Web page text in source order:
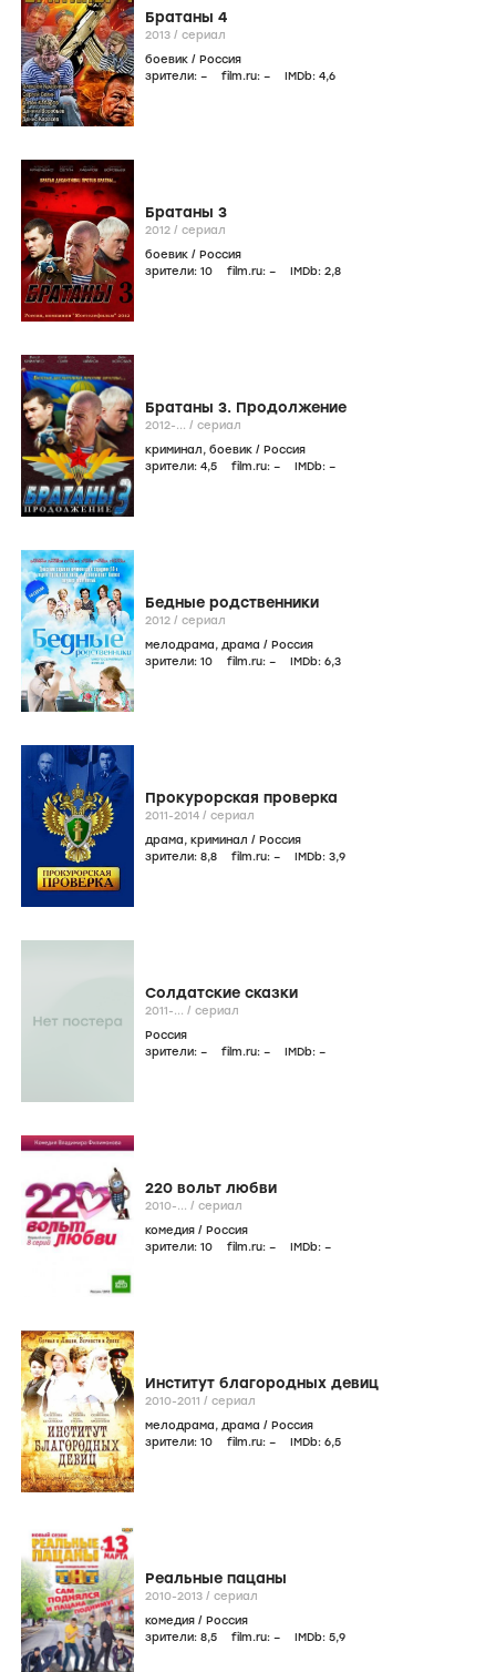
Братаны 4
2013 / сериал
боевик / Россия
зрители: – film.ru: – IMDb: 4,6
Братаны 3
2012 / сериал
боевик / Россия
зрители: 10 film.ru: – IMDb: 2,8
Братаны 3. Продолжение
2012-... / сериал
криминал, боевик / Россия
зрители: 4,5 film.ru: – IMDb: –
Бедные родственники
2012 / сериал
мелодрама, драма / Россия
зрители: 10 film.ru: – IMDb: 6,3
Прокурорская проверка
2011-2014 / сериал
драма, криминал / Россия
зрители: 8,8 film.ru: – IMDb: 3,9
Солдатские сказки
2011-... / сериал
Россия
зрители: – film.ru: – IMDb: –
220 вольт любви
2010-... / сериал
комедия / Россия
зрители: 10 film.ru: – IMDb: –
Институт благородных девиц
2010-2011 / сериал
мелодрама, драма / Россия
зрители: 10 film.ru: – IMDb: 6,5
Реальные пацаны
2010-2013 / сериал
комедия / Россия
зрители: 8,5 film.ru: – IMDb: 5,9